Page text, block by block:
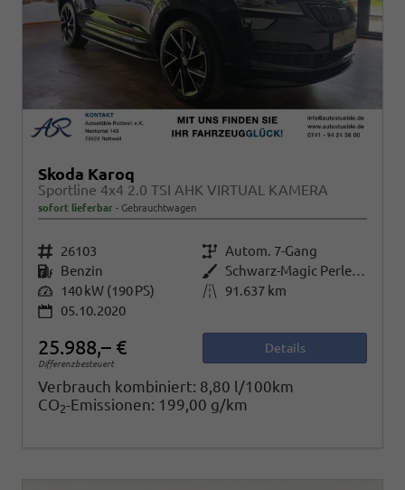
Skoda Karoq
Sportline 4x4 2.0 TSI AHK VIRTUAL KAMERA
sofort lieferbar Gebrauchtwagen
Fahrzeugnr. 26103 Getriebe Autom. 7-Gang
Kraftstoff Benzin Außenfarbe
Schwarz-Magic Perleffekt
Leistung 140 kW (190 PS) Kilometerstand
91.637 km
05.10.2020
25.988,– €
Differenzbesteuert
Details
Verbrauch kombiniert: 8,80 l/100km
CO2-Emissionen: 199,00 g/km